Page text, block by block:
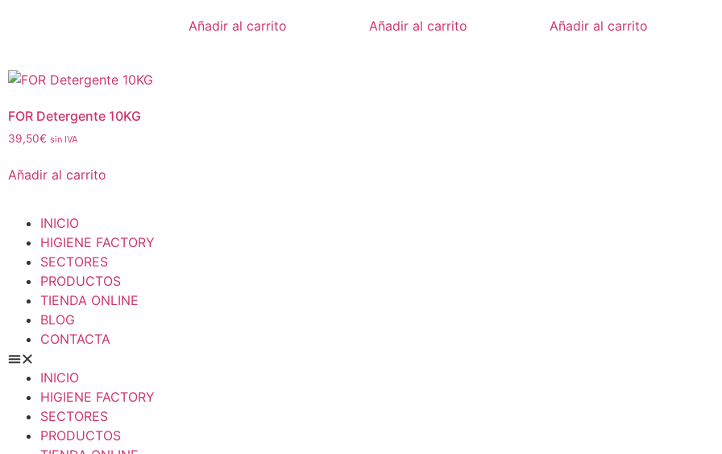
Añadir al carrito Añadir al carrito Añadir al carrito
FOR Detergente 10KG
39,50€ sin IVA
Añadir al carrito
INICIO
HIGIENE FACTORY
SECTORES
PRODUCTOS
TIENDA ONLINE
BLOG
CONTACTA
INICIO
HIGIENE FACTORY
SECTORES
PRODUCTOS